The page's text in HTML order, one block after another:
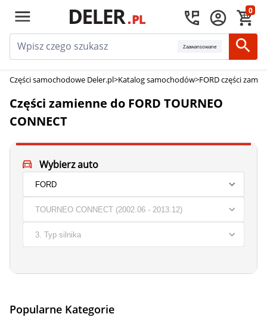
0
Zaawansowane
Części samochodowe Deler.pl>Katalog samochodów>FORD części
Części zamienne do FORD TOURNEO
CONNECT
Wybierz auto
Popularne Kategorie